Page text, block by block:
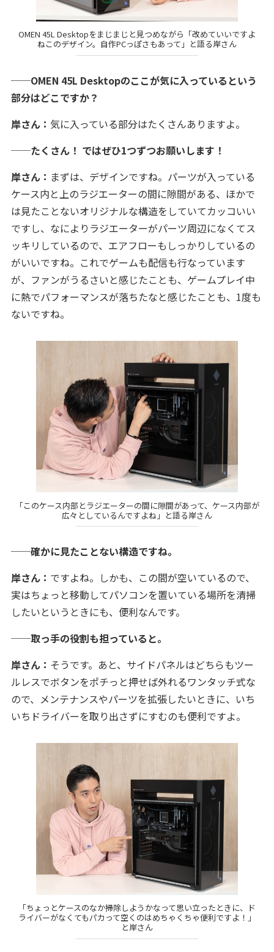
OMEN 45L Desktopをまじまじと見つめながら「改めていいですよ
ねこのデザイン。自作PCっぽさもあって」と語る岸さん
──OMEN 45L Desktopのここが気に入っているという
部分はどこですか？
岸さん： 気に入っている部分はたくさんありますよ。
──たくさん！ ではぜひ1つずつお願いします！
岸さん： まずは、デザインですね。パーツが入っている
ケース内と上のラジエーターの間に隙間がある、ほかで
は見たことないオリジナルな構造をしていてカッコいい
ですし、なによりラジエーターがパーツ周辺になくてス
ッキリしているので、エアフローもしっかりしているの
がいいですね。これでゲームも配信も行なっています
が、ファンがうるさいと感じたことも、ゲームプレイ中
に熱でパフォーマンスが落ちたなと感じたことも、1度も
ないですね。
「このケース内部とラジエーターの間に隙間があって、ケース内部が
広々としているんですよね」と語る岸さん
──確かに見たことない構造ですね。
岸さん： ですよね。しかも、この間が空いているので、
実はちょっと移動してパソコンを置いている場所を清掃
したいというときにも、便利なんです。
──取っ手の役割も担っていると。
岸さん： そうです。あと、サイドパネルはどちらもツー
ルレスでボタンをポチっと押せば外れるワンタッチ式な
ので、メンテナンスやパーツを拡張したいときに、いち
いちドライバーを取り出さずにすむのも便利ですよ。
「ちょっとケースのなか掃除しようかなって思い立ったときに、ド
ライバーがなくてもパカって空くのはめちゃくちゃ便利ですよ！」
と岸さん